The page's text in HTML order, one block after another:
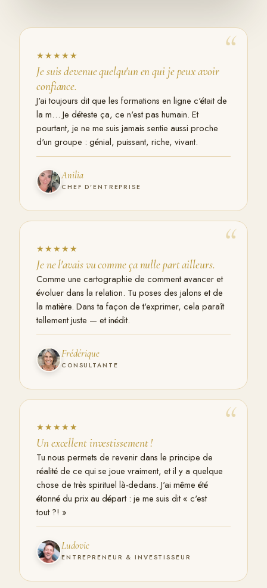
“
★★★★★
Je suis devenue quelqu'un en qui je peux avoir
confiance.
J'ai toujours dit que les formations en ligne c'était de
la m… Je déteste ça, ce n'est pas humain. Et
pourtant, je ne me suis jamais sentie aussi proche
d'un groupe : génial, puissant, riche, vivant.
Anilia
CHEF D'ENTREPRISE
“
★★★★★
Je ne l'avais vu comme ça nulle part ailleurs.
Comme une cartographie de comment avancer et
évoluer dans la relation. Tu poses des jalons et de
la matière. Dans ta façon de t'exprimer, cela paraît
tellement juste — et inédit.
Frédérique
CONSULTANTE
“
★★★★★
Un excellent investissement !
Tu nous permets de revenir dans le principe de
réalité de ce qui se joue vraiment, et il y a quelque
chose de très spirituel là-dedans. J'ai même été
étonné du prix au départ : je me suis dit « c'est
tout ?! »
Ludovic
ENTREPRENEUR & INVESTISSEUR